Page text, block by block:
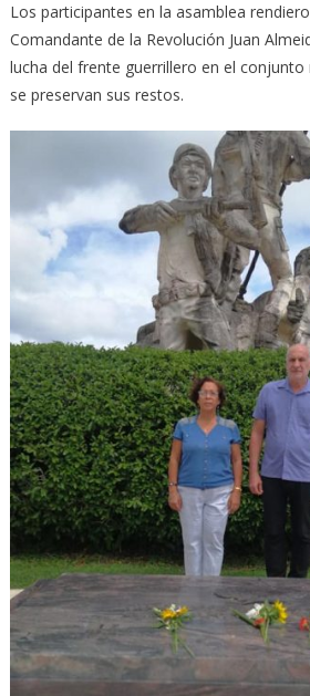
Los participantes en la asamblea
Comandante de la Revolución Juan
lucha del frente guerrillero en el
se preservan sus restos.